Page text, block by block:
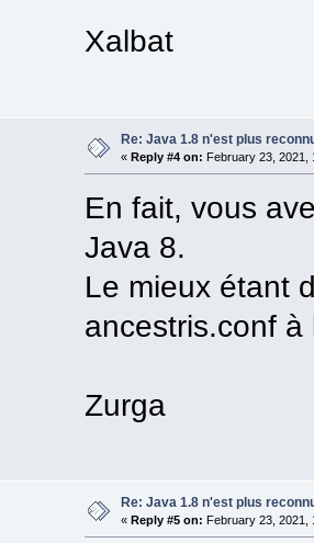
Xalbat
Re: Java 1.8 n'est plus
« Reply #4 on: February 23, 2021,
En fait, vous
Java 8.
Le mieux étant
ancestris.conf
Zurga
Re: Java 1.8 n'est plus
« Reply #5 on: February 23, 2021,